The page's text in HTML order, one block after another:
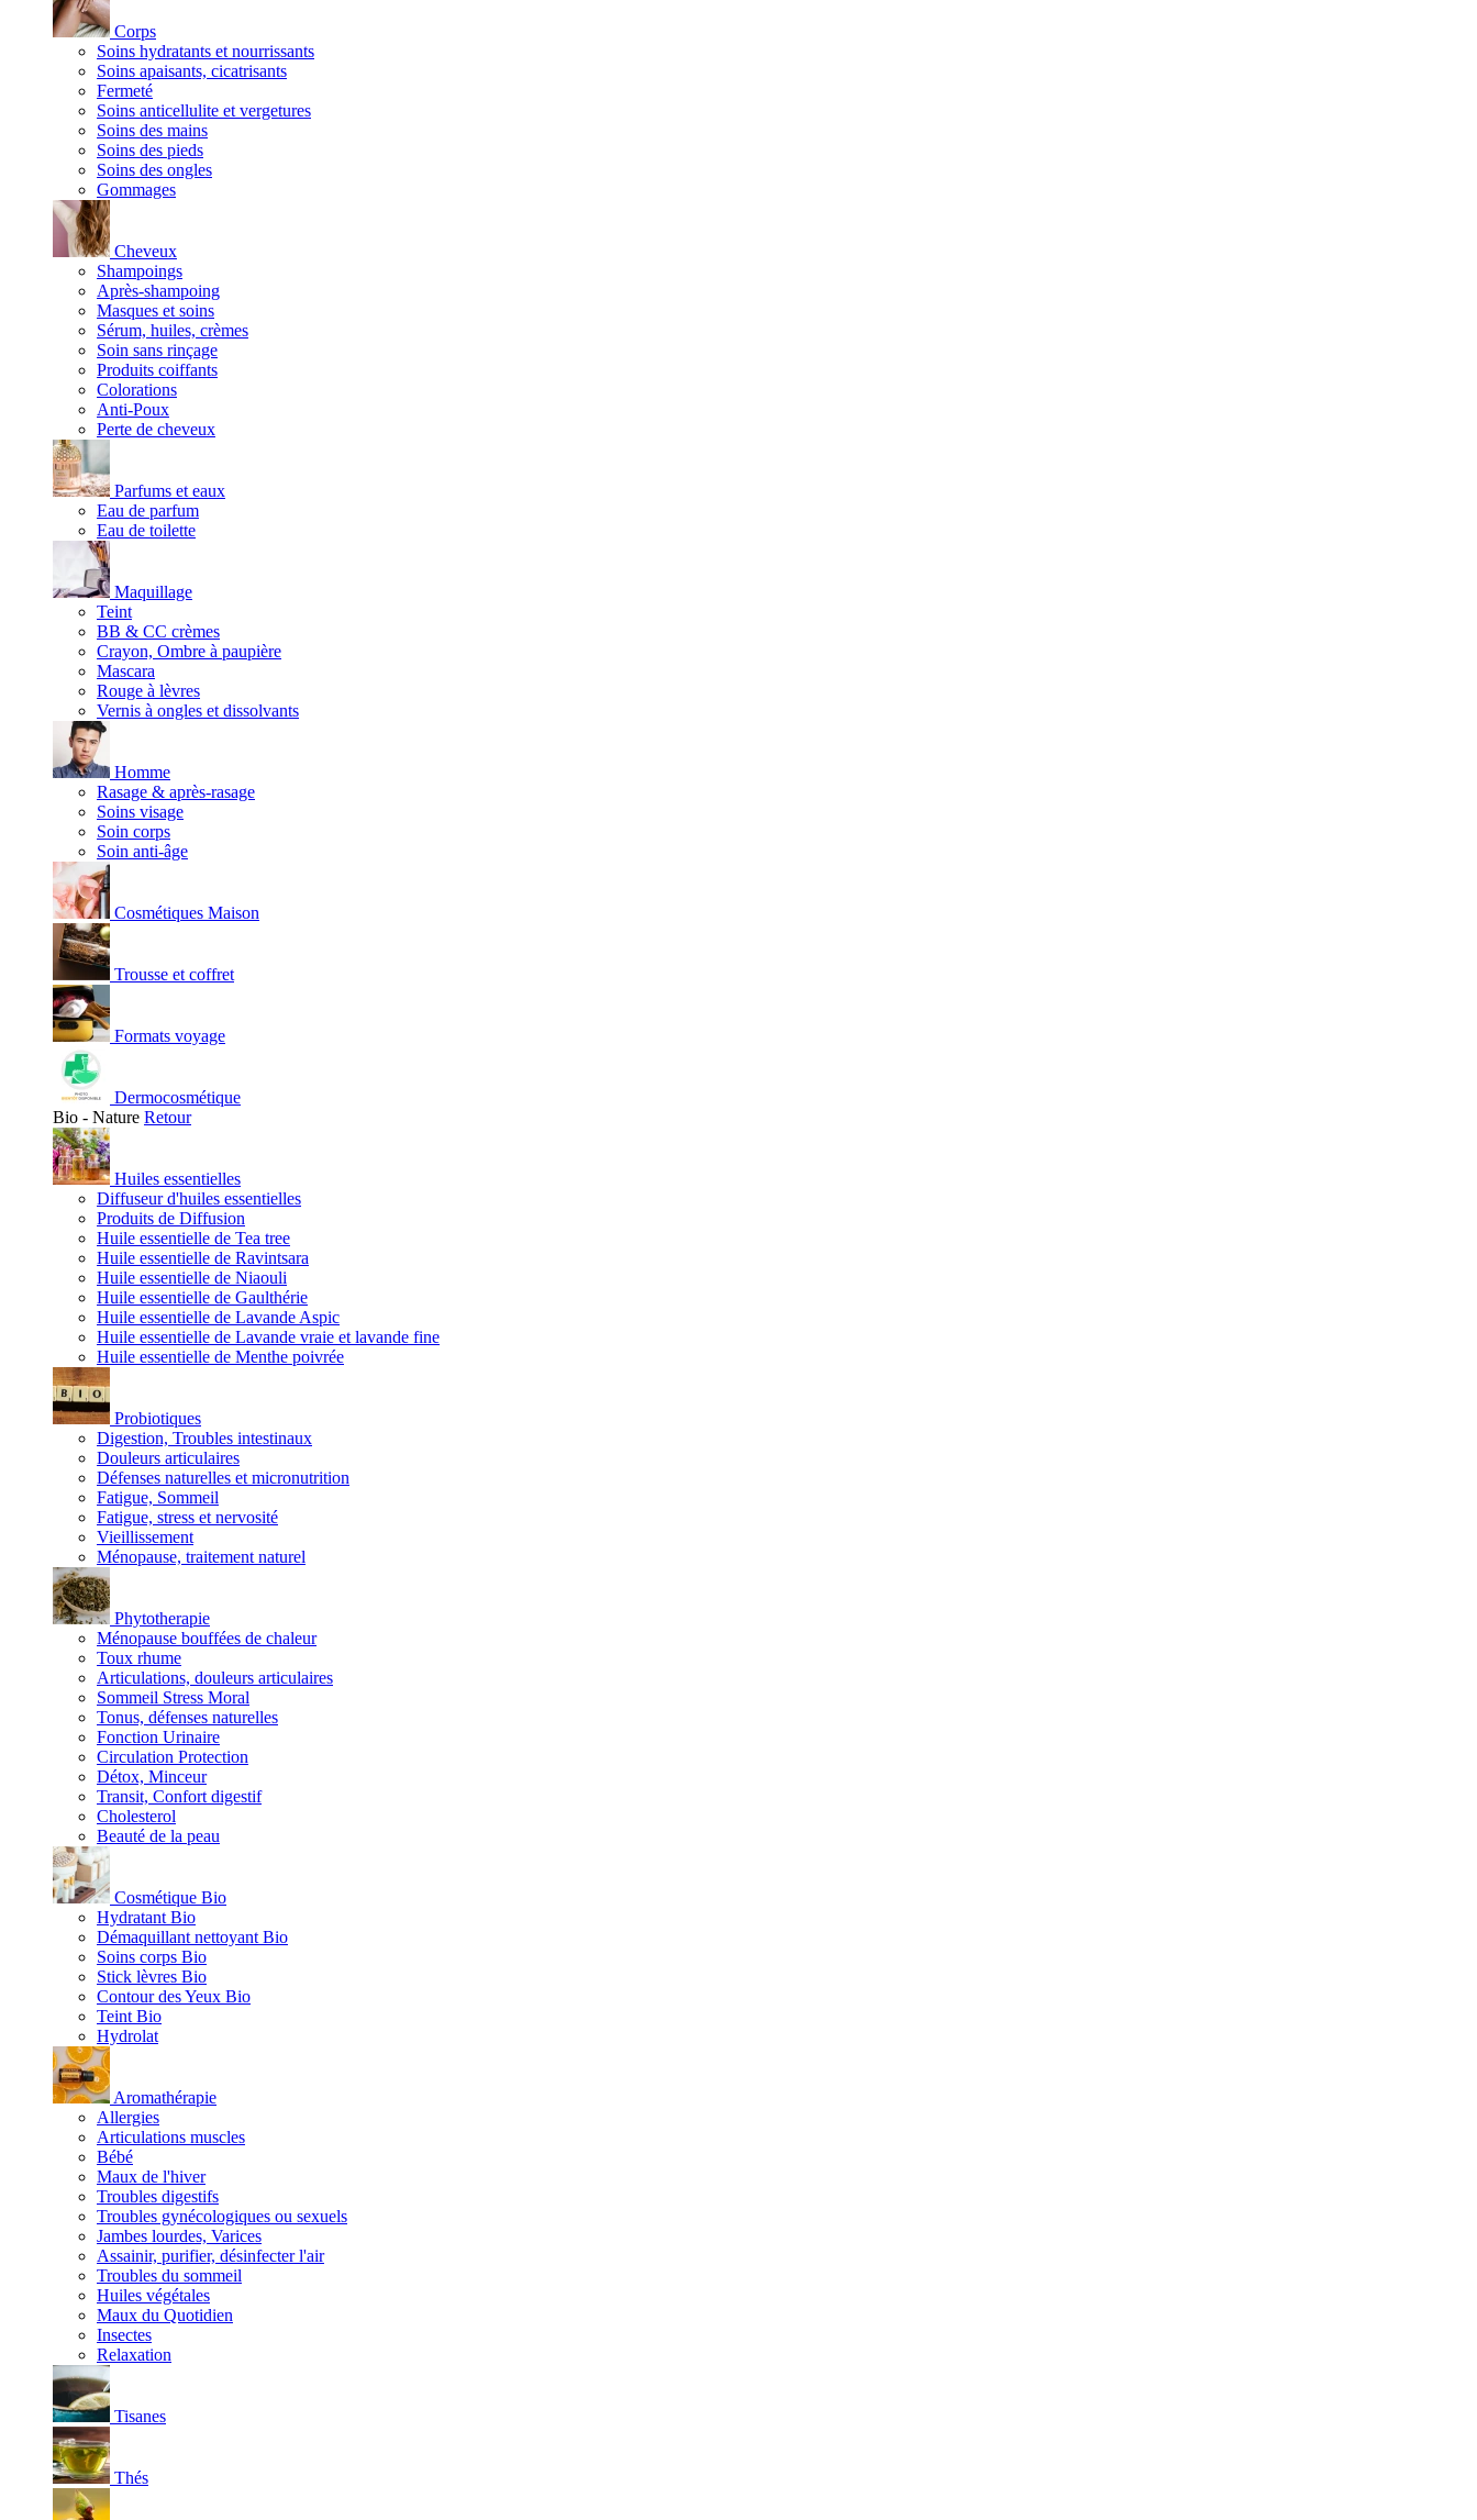
Corps
Soins hydratants et nourrissants
Soins apaisants, cicatrisants
Fermeté
Soins anticellulite et vergetures
Soins des mains
Soins des pieds
Soins des ongles
Gommages
Cheveux
Shampoings
Après-shampoing
Masques et soins
Sérum, huiles, crèmes
Soin sans rinçage
Produits coiffants
Colorations
Anti-Poux
Perte de cheveux
Parfums et eaux
Eau de parfum
Eau de toilette
Maquillage
Teint
BB & CC crèmes
Crayon, Ombre à paupière
Mascara
Rouge à lèvres
Vernis à ongles et dissolvants
Homme
Rasage & après-rasage
Soins visage
Soin corps
Soin anti-âge
Cosmétiques Maison
Trousse et coffret
Formats voyage
Dermocosmétique
Bio - Nature Retour
Huiles essentielles
Diffuseur d'huiles essentielles
Produits de Diffusion
Huile essentielle de Tea tree
Huile essentielle de Ravintsara
Huile essentielle de Niaouli
Huile essentielle de Gaulthérie
Huile essentielle de Lavande Aspic
Huile essentielle de Lavande vraie et lavande fine
Huile essentielle de Menthe poivrée
Probiotiques
Digestion, Troubles intestinaux
Douleurs articulaires
Défenses naturelles et micronutrition
Fatigue, Sommeil
Fatigue, stress et nervosité
Vieillissement
Ménopause, traitement naturel
Phytotherapie
Ménopause bouffées de chaleur
Toux rhume
Articulations, douleurs articulaires
Sommeil Stress Moral
Tonus, défenses naturelles
Fonction Urinaire
Circulation Protection
Détox, Minceur
Transit, Confort digestif
Cholesterol
Beauté de la peau
Cosmétique Bio
Hydratant Bio
Démaquillant nettoyant Bio
Soins corps Bio
Stick lèvres Bio
Contour des Yeux Bio
Teint Bio
Hydrolat
Aromathérapie
Allergies
Articulations muscles
Bébé
Maux de l'hiver
Troubles digestifs
Troubles gynécologiques ou sexuels
Jambes lourdes, Varices
Assainir, purifier, désinfecter l'air
Troubles du sommeil
Huiles végétales
Maux du Quotidien
Insectes
Relaxation
Tisanes
Thés